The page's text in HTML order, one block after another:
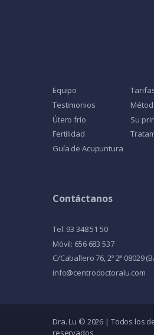
Equipo
Testimonios
Útero frío
Su
Fertilidad
Guía de Acupuntura
Contáctanos
Tel. 93 348 51 50
Móvil: 656 683 537
C/Caballero 76, 2º 2ª 08029
info@centrodoctoralu.com
Dra. Lu © 2026 | Todos los
reservados